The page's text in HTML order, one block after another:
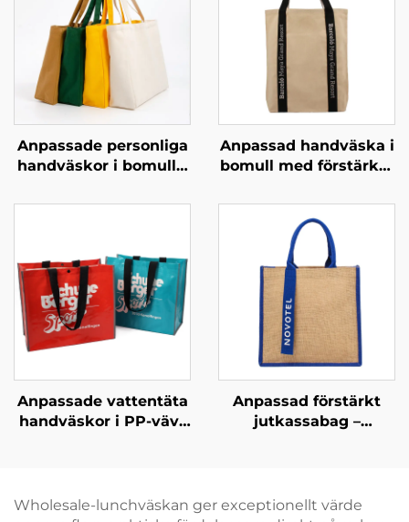
Anpassade personliga
handväskor i bomull –
med anpassad
Anpassad handväska i
bomull med förstärkta
bärväska med hög
bärförmåga för daglig
användning
Anpassade vattentäta
handväskor i PP-vävt
bärväskor för
Anpassad förstärkt
jutkassabag –
varumärkessynlighet
Wholesale-lunchväskan ger exceptionellt värde